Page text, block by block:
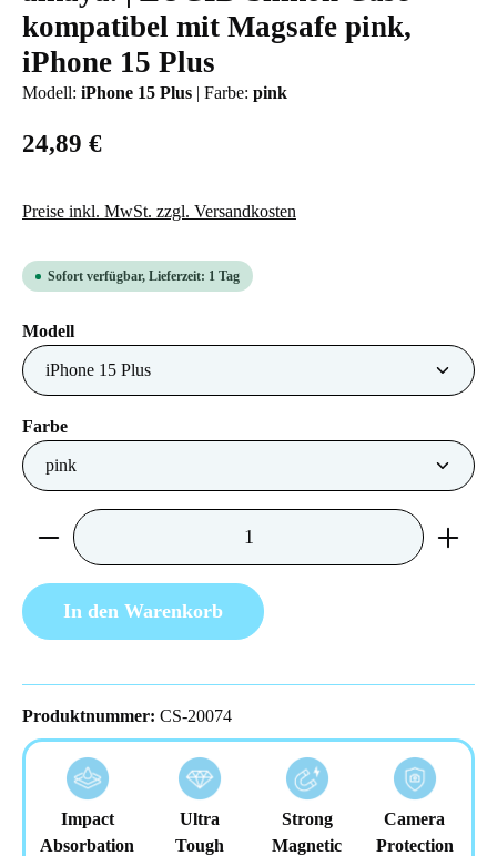
kompatibel mit Magsafe pink,
iPhone 15 Plus
Modell: iPhone 15 Plus | Farbe: pink
24,89 €
Preise inkl. MwSt. zzgl. Versandkosten
Sofort verfügbar, Lieferzeit: 1 Tag
Modellauswählen
Farbeauswählen
Produkt Anzahl: Gib den gewünschten Wert
In den Warenkorb
Produktnummer: CS-20074
Impact
Absorbation
Ultra
Tough
Strong
Magnetic
Camera
Protection